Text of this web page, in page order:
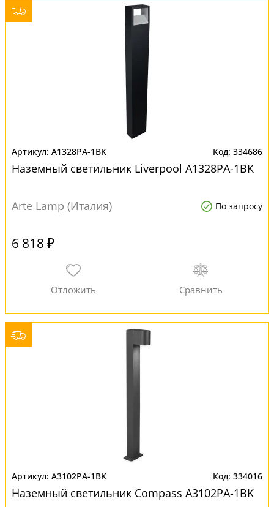
A1328PA-1BK 334686
Наземный светильник Liverpool A1328PA-1BK
Arte Lamp (Италия) По запросу
6 818 ₽
A3102PA-1BK 334016
Наземный светильник Compass A3102PA-1BK